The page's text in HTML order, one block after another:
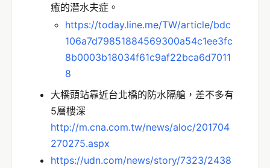
癒的潛水夫症。
https://today.line.me/TW/article/bdc
106a7d79851884569300a54c1ee3fc
8b0003b18034f61c9af22bca6d7011
8
大橋頭站靠近台北橋的防水隔艙，差不多有
5層樓深
http://m.cna.com.tw/news/aloc/201704
270275.aspx
https://udn.com/news/story/7323/2438